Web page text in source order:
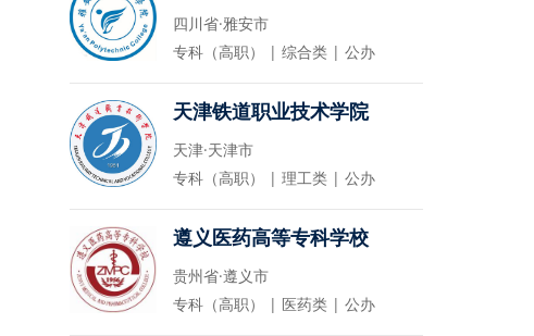
四川省·雅安市
专科（高职） | 综合类 | 公办
天津铁道职业技术学院
天津·天津市
专科（高职） | 理工类 | 公办
遵义医药高等专科学校
贵州省·遵义市
专科（高职） | 医药类 | 公办